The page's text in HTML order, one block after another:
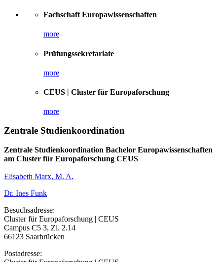
Fachschaft Europawissenschaften
more
Prüfungssekretariate
more
CEUS | Cluster für Europaforschung
more
Zentrale Studienkoordination
Zentrale Studienkoordination Bachelor Europawissenschaften
am Cluster für Europaforschung CEUS
Elisabeth Marx, M. A.
Dr. Ines Funk
Besuchsadresse:
Cluster für Europaforschung | CEUS
Campus C5 3, Zi. 2.14
66123 Saarbrücken
Postadresse: